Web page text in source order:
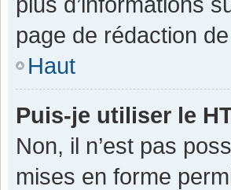
page de rédaction
Haut
Puis-je utiliser le
Non, il n’est pas
mises en forme